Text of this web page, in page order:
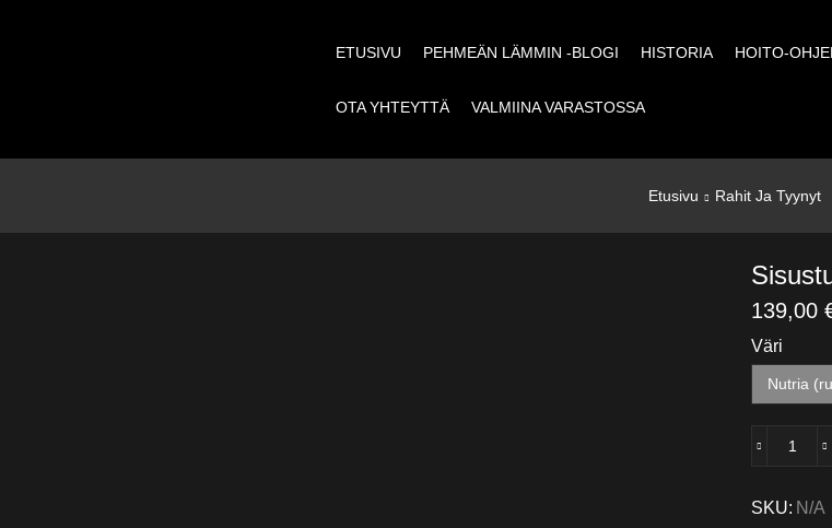
ETUSIVU PEHMEÄN LÄMMIN -BLOGI HISTORIA HOITO-
OTA YHTEYTTÄ VALMIINA VARASTOSSA
Etusivu Rahit Ja Tyynyt
139,00
Väri
SKU: N/A